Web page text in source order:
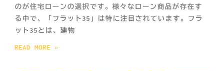
のが住宅ローンの選択です。様々なローン商品が存在す
る中で、「フラット35」は特に注目されています。フラ
ット35とは、建物
READ MORE »